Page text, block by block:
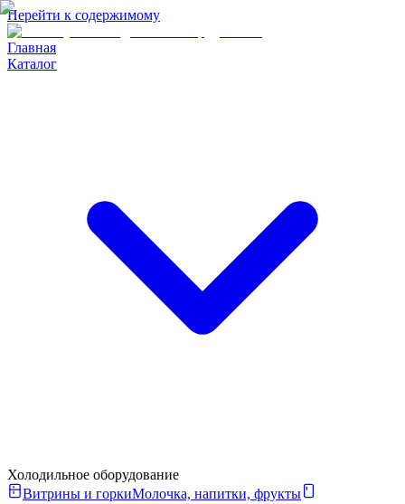
Перейти к содержимому
Главная
Каталог
Холодильное оборудование
Витрины и горкиМолочка, напитки, фрукты